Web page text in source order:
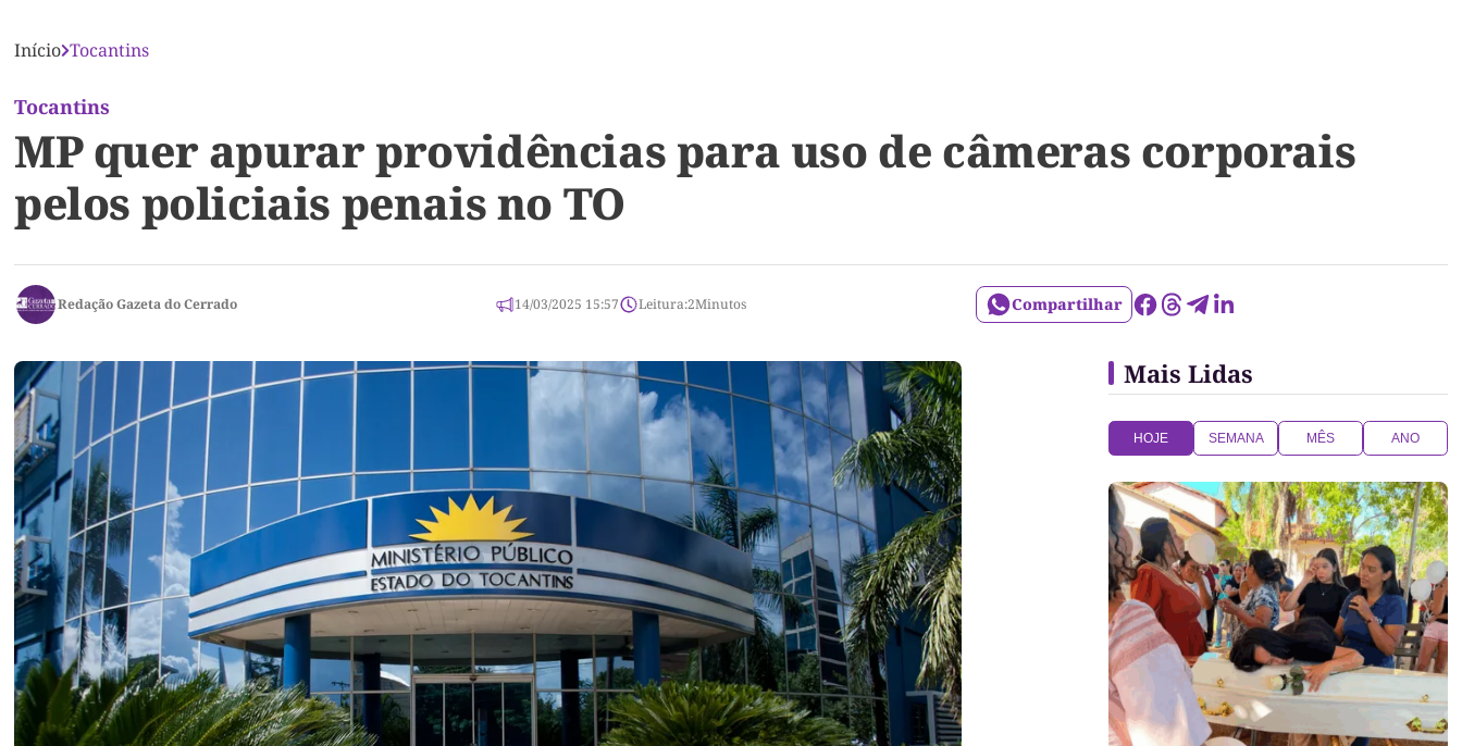
Início Tocantins
Tocantins
MP quer apurar providências para uso de câmeras corporais
pelos policiais penais no TO
Redação Gazeta do Cerrado 14/03/2025 15:57 Leitura:2Minutos Compartilhar
Mais Lidas
HOJE SEMANA MÊS ANO